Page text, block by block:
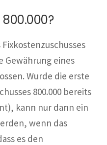
Gewährung eines
Wurde die erste
800.000 bereits
kann nur dann ein
wenn das
es den